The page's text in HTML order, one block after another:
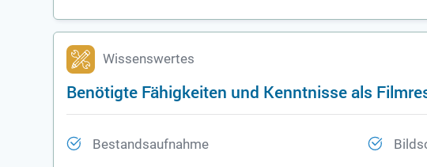
Wissenswertes
Benötigte Fähigkeiten und Kenntnisse als
Bestandsaufnahme